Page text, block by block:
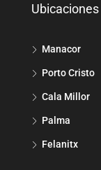
Ubicaciones
Manacor
Porto Cristo
Cala Millor
Palma
Felanitx